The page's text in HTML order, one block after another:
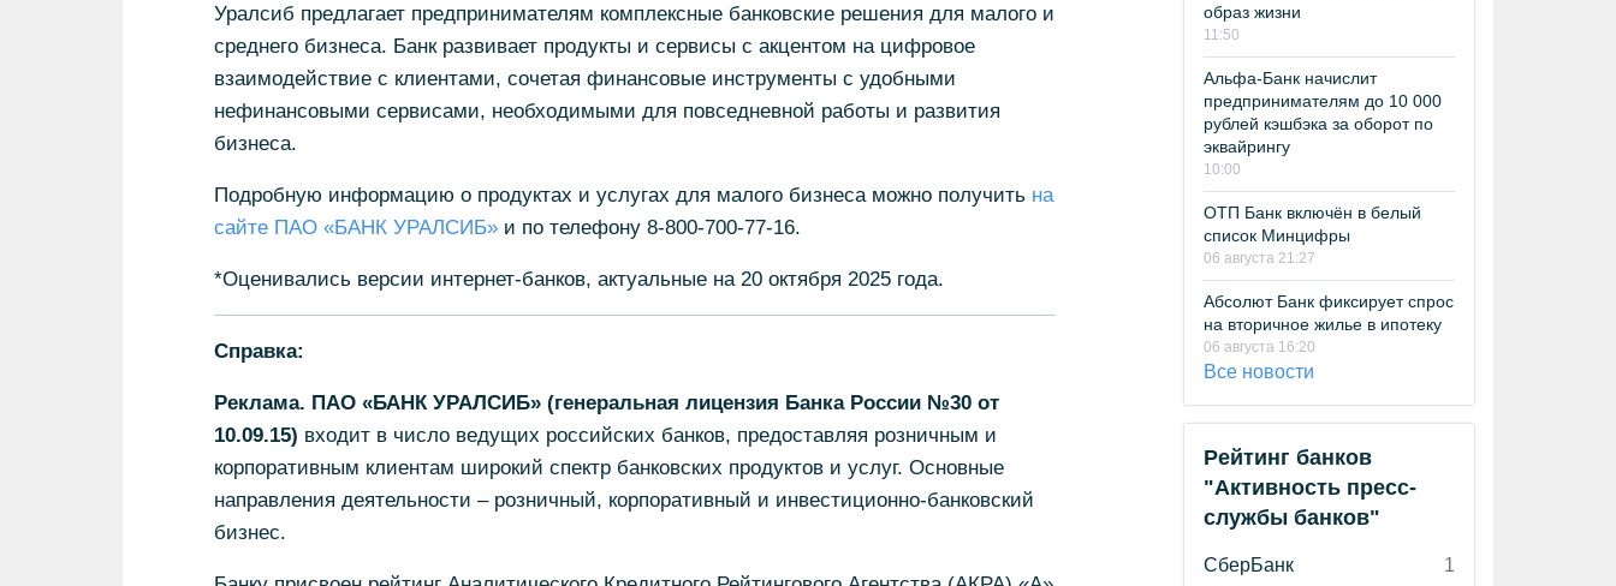
Уралсиб предлагает предпринимателям комплексные банковские решения для малого и
среднего бизнеса. Банк развивает продукты и сервисы с акцентом на цифровое
взаимодействие с клиентами, сочетая финансовые инструменты с удобными
нефинансовыми сервисами, необходимыми для повседневной работы и развития
бизнеса.
Подробную информацию о продуктах и услугах для малого бизнеса можно получить на
сайте ПАО «БАНК УРАЛСИБ»и по телефону 8-800-700-77-16.
*Оценивались версии интернет-банков, актуальные на 20 октября 2025 года.
Справка:
Реклама. ПАО «БАНК УРАЛСИБ» (генеральная лицензия Банка России №30 от
10.09.15) входит в число ведущих российских банков, предоставляя розничным и
корпоративным клиентам широкий спектр банковских продуктов и услуг. Основные
направления деятельности – розничный, корпоративный и инвестиционно-банковский
бизнес.
образ жизни
11:50
Альфа-Банк начислит
предпринимателям до 10 000
рублей кэшбэка за оборот по
эквайрингу
10:00
ОТП Банк включён в белый
список Минцифры
06 августа 21:27
Абсолют Банк фиксирует спрос
на вторичное жилье в ипотеку
06 августа 16:20
Все новости
Рейтинг банков
"Активность пресс-
службы банков"
СберБанк
1